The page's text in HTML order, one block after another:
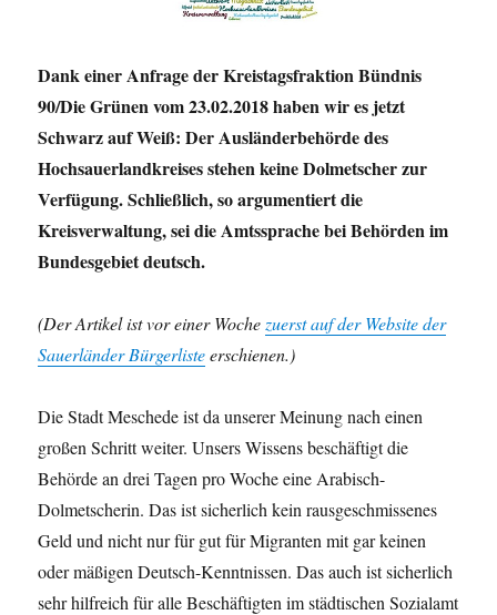
Dank einer Anfrage der Kreistagsfraktion Bündnis
90/Die Grünen vom 23.02.2018 haben wir es jetzt
Schwarz auf Weiß: Der Ausländerbehörde des
Hochsauerlandkreises stehen keine Dolmetscher zur
Verfügung. Schließlich, so argumentiert die
Kreisverwaltung, sei die Amtssprache bei Behörden im
Bundesgebiet deutsch.
(Der Artikel ist vor einer Woche zuerst auf der Website der
Sauerländer Bürgerlisteerschienen.)
Die Stadt Meschede ist da unserer Meinung nach einen
großen Schritt weiter. Unsers Wissens beschäftigt die
Behörde an drei Tagen pro Woche eine Arabisch-
Dolmetscherin. Das ist sicherlich kein rausgeschmissenes
Geld und nicht nur für gut für Migranten mit gar keinen
oder mäßigen Deutsch-Kenntnissen. Das auch ist sicherlich
sehr hilfreich für alle Beschäftigten im städtischen Sozialamt